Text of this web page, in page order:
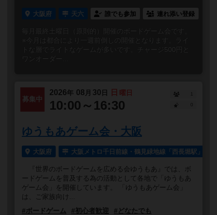
大阪府 天六 誰でも参加 連れ添い登録
毎月最終土曜日（原則的）開催のボードゲーム会です。
※今月は都合により一週前倒しの開催となります。ライ
トな層でライトなゲームが多いです。チャージ500円と
募集中
2026年 08 月 30 日 日 曜日
10:00～16:30
1
ゆうもあゲーム会・大阪
大阪府 大阪メトロ千日前線・鶴見緑地線「西長堀駅」よ
『世界のボードゲームを広める会ゆうもあ』では、ボ
ードゲームを普及する為の活動として各地で「ゆうもあ
ゲーム会」を開催しています。 「ゆうもあゲーム会」
は、ご家族向け...
#ボードゲーム
#初心者歓迎
#どなたでも